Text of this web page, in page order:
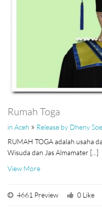
Rumah Toga
in Aceh » Release by Dheny
RUMAH TOGA adalah usaha
Wisuda dan Jas Almamater [...]
View More
4661 Preview 0 Like